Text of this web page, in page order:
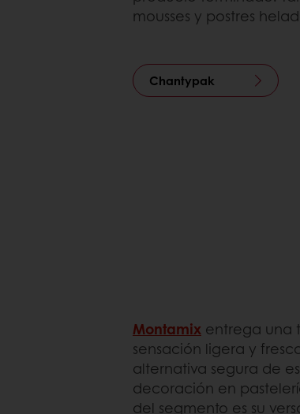
mousses y postres
Chantypak
Montamix entrega una
sensación ligera y
alternativa segura de
decoración en
del segmento es su